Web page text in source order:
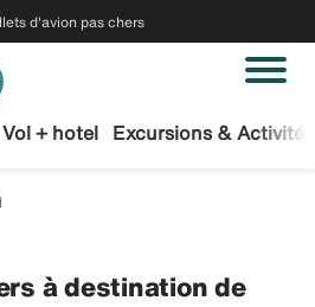
d'avion pas chers
Vol + hotel Excursions & Activités
à destination de